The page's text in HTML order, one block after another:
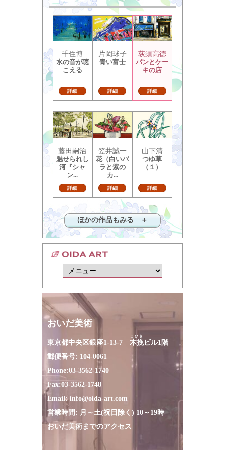
千住博
水の音が聴
こえる
詳細
片岡球子
青い富士
詳細
荻須高徳
パンとケー
キの店
詳細
藤田嗣治
魅せられし
河『シャ
ン...
詳細
笠井誠一
花（白いバ
ラと紫の
カ...
詳細
山下清
つゆ草
（１）
詳細
ほかの作品もみる ＋
おいだ美術
東京都中央区銀座1-13-7 木挽
こびき
ビル1階
郵便番号: 104-0061
Phone:03-3562-1740
Fax:03-3562-1748
Email: info@oida-art.com
営業時間: 月～土(祝日除く) 10～19時
おいだ美術までのアクセス